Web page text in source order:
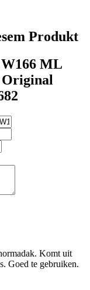
Produkt
ML
Original
Komt uit
Goed te gebruiken.